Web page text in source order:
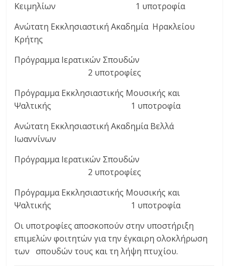
Κειμηλίων 1 υποτροφία
Ανώτατη Εκκλησιαστική Ακαδημία Ηρακλείου
Κρήτης
Πρόγραμμα Ιερατικών Σπουδών
2 υποτροφίες
Πρόγραμμα Εκκλησιαστικής Μουσικής και
Ψαλτικής 1 υποτροφία
Ανώτατη Εκκλησιαστική Ακαδημία Βελλά
Ιωαννίνων
Πρόγραμμα Ιερατικών Σπουδών
2 υποτροφίες
Πρόγραμμα Εκκλησιαστικής Μουσικής και
Ψαλτικής 1 υποτροφία
Οι υποτροφίες αποσκοπούν στην υποστήριξη
επιμελών φοιτητών για την έγκαιρη ολοκλήρωση
των σπουδών τους και τη λήψη πτυχίου.